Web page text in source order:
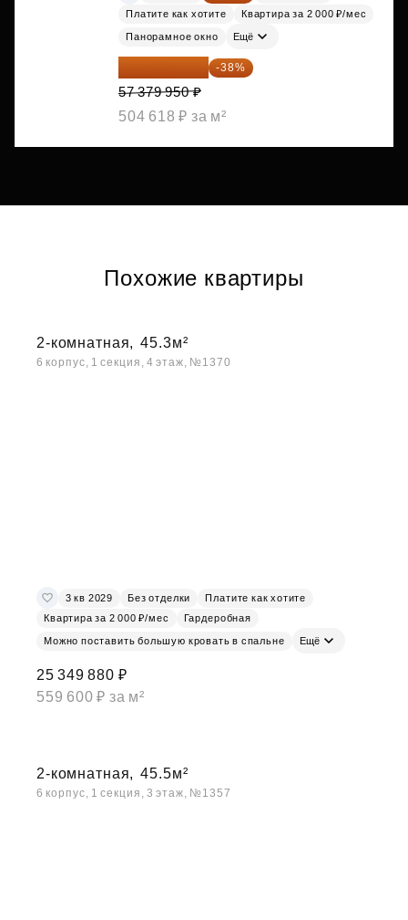
Платите как хотите
Квартира за 2 000 ₽/мес
Панорамное окно Ещё
35 575 569 ₽ -38%
57 379 950 ₽
504 618 ₽ за м²
Похожие квартиры
2-комнатная, 45.3м²
6 корпус, 1 секция, 4 этаж, №1370
3 кв 2029 Без отделки
Платите как хотите
Квартира за 2 000 ₽/мес
Гардеробная
Можно поставить большую кровать в спальне Ещё
25 349 880 ₽
559 600 ₽ за м²
2-комнатная, 45.5м²
6 корпус, 1 секция, 3 этаж, №1357